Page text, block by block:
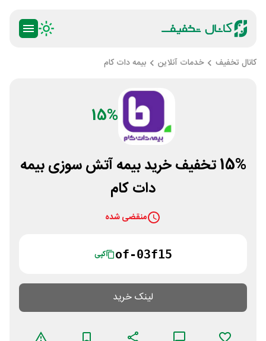
کانال تخفیف خدمات آنلاین بیمه دات کام
15%
15% تخفیف خرید بیمه آتش سوزی بیمه
دات کام
منقضی شده
of-03f15 کپی
لینک خرید